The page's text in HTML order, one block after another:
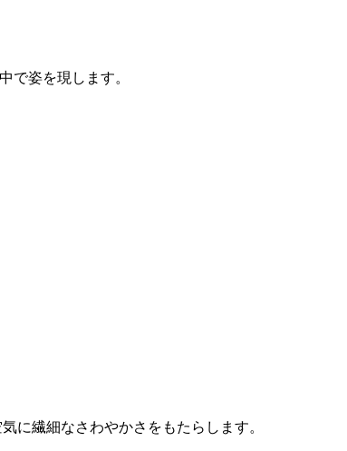
で姿を現します。
に繊細なさわやかさをもたらします。